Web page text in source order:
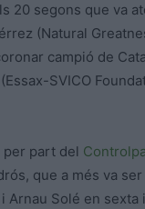
20 segons que va
(Natural
campió de
SVICO
per part del
que a més va
Arnau Solé en sexta